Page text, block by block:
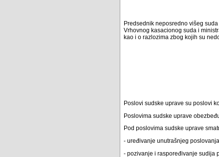
Predsednik neposredno višeg
Vrhovnog kasacionog suda i
kao i o razlozima zbog kojih su
Poslovi sudske uprave su poslovi
Poslovima sudske uprave
Pod poslovima sudske uprave
- uređivanje unutrašnjeg
- pozivanje i raspoređivanje sudija